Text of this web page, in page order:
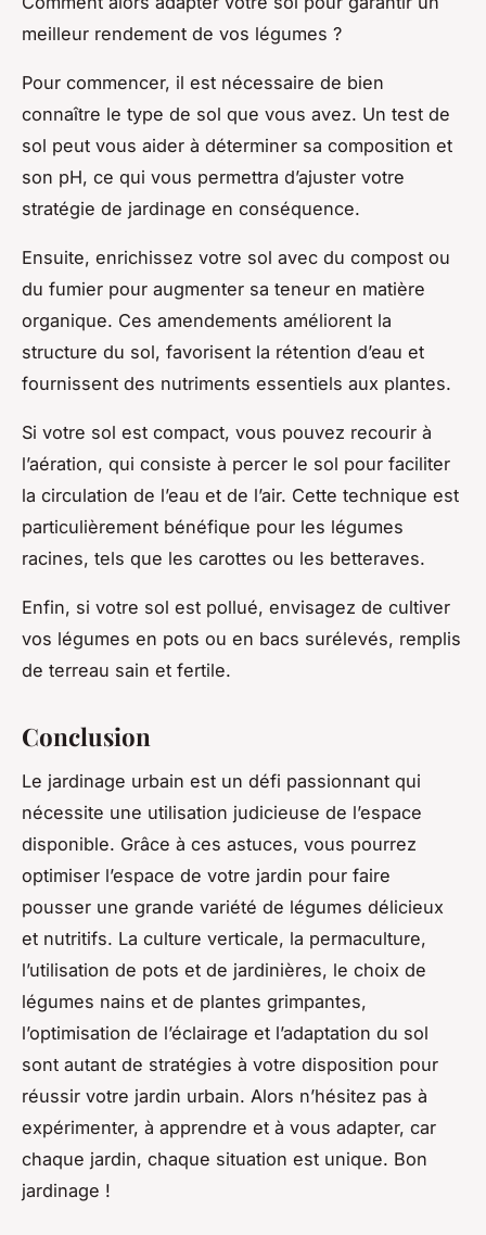
meilleur rendement de vos légumes ?
Pour commencer, il est nécessaire de bien
connaître le type de sol que vous avez. Un test de
sol peut vous aider à déterminer sa composition et
son pH, ce qui vous permettra d’ajuster votre
stratégie de jardinage en conséquence.
Ensuite, enrichissez votre sol avec du compost ou
du fumier pour augmenter sa teneur en matière
organique. Ces amendements améliorent la
structure du sol, favorisent la rétention d’eau et
fournissent des nutriments essentiels aux plantes.
Si votre sol est compact, vous pouvez recourir à
l’aération, qui consiste à percer le sol pour faciliter
la circulation de l’eau et de l’air. Cette technique est
particulièrement bénéfique pour les légumes
racines, tels que les carottes ou les betteraves.
Enfin, si votre sol est pollué, envisagez de cultiver
vos légumes en pots ou en bacs surélevés, remplis
de terreau sain et fertile.
Conclusion
Le jardinage urbain est un défi passionnant qui
nécessite une utilisation judicieuse de l’espace
disponible. Grâce à ces astuces, vous pourrez
optimiser l’espace de votre jardin pour faire
pousser une grande variété de légumes délicieux
et nutritifs. La culture verticale, la permaculture,
l’utilisation de pots et de jardinières, le choix de
légumes nains et de plantes grimpantes,
l’optimisation de l’éclairage et l’adaptation du sol
sont autant de stratégies à votre disposition pour
réussir votre jardin urbain. Alors n’hésitez pas à
expérimenter, à apprendre et à vous adapter, car
chaque jardin, chaque situation est unique. Bon
jardinage !